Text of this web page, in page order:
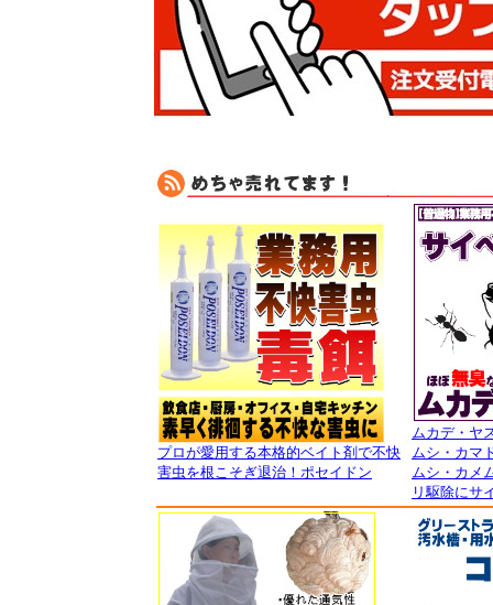
プロが愛用する本格的ベイト剤で不快
害虫を根こそぎ退治！ポセイドン
ムカデ・ヤ
ムシ・カマ
ムシ・カメ
リ駆除にサ